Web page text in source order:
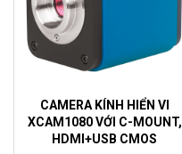
CAMERA KÍNH HIỂN VI
XCAM1080 VỚI C-MOUNT,
HDMI+USB CMOS